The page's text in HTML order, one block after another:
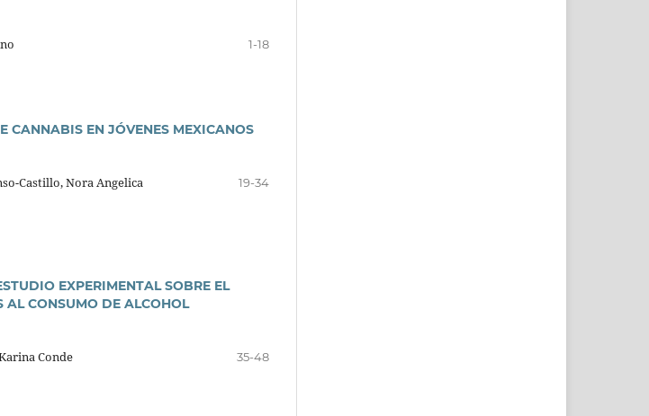
1-18
CANNABIS EN JÓVENES MEXICANOS
Castillo, Nora Angelica
19-34
EXPERIMENTAL SOBRE EL
AL CONSUMO DE ALCOHOL
Conde 35-48